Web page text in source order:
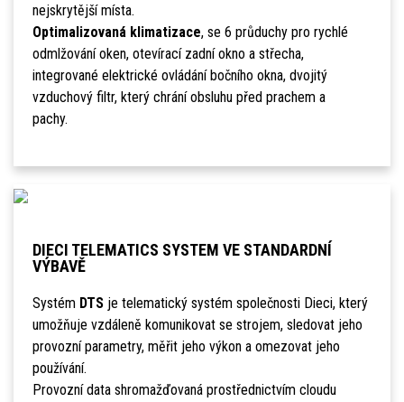
nejskrytější místa.
Optimalizovaná klimatizace, se 6 průduchy pro rychlé
odmlžování oken, otevírací zadní okno a střecha,
integrované elektrické ovládání bočního okna, dvojitý
vzduchový filtr, který chrání obsluhu před prachem a
pachy.
DIECI TELEMATICS SYSTEM VE STANDARDNÍ
VÝBAVĚ
Systém DTSje telematický systém společnosti Dieci, který
umožňuje vzdáleně komunikovat se strojem, sledovat jeho
provozní parametry, měřit jeho výkon a omezovat jeho
používání.
Provozní data shromažďovaná prostřednictvím cloudu